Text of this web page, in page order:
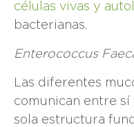
células vivas y
bacterianas.
Enterococcus
Las diferentes
comunican entre
sola estructura